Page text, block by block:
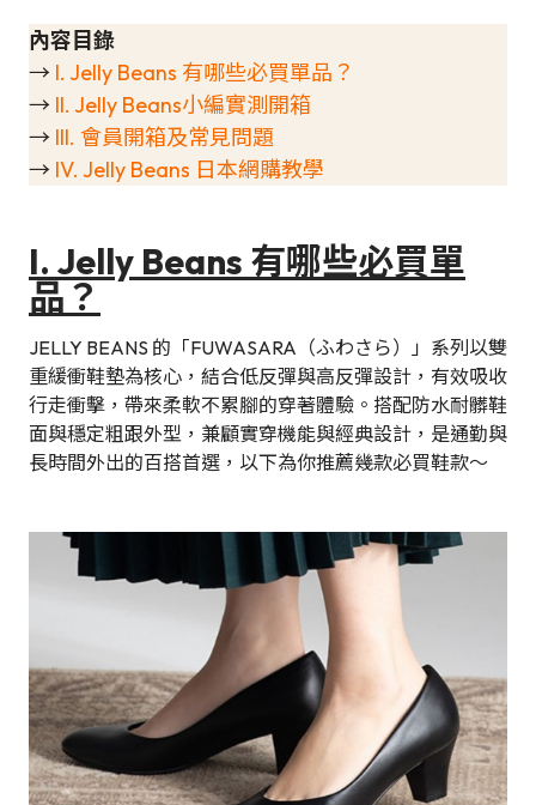
內容目錄
→ I. Jelly Beans 有哪些必買單品？
→ II. Jelly Beans小編實測開箱
→ III. 會員開箱及常見問題
→ IV. Jelly Beans 日本網購教學
I. Jelly Beans 有哪些必買單
品？
JELLY BEANS 的「FUWASARA（ふわさら）」系列以雙
重緩衝鞋墊為核心，結合低反彈與高反彈設計，有效吸收
行走衝擊，帶來柔軟不累腳的穿著體驗。搭配防水耐髒鞋
面與穩定粗跟外型，兼顧實穿機能與經典設計，是通勤與
長時間外出的百搭首選，以下為你推薦幾款必買鞋款～